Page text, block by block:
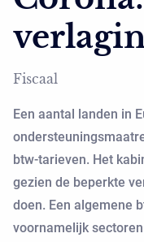
Fiscaal
Een aantal landen in
btw-tarieven. Het
gezien de beperkte
doen. Een algemene
voornamelijk